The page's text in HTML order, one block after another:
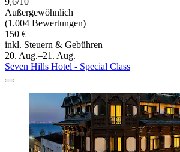
Außergewöhnlich
(1.004 Bewertungen)
150 €
inkl. Steuern & Gebühren
20. Aug.–21. Aug.
Seven Hills Hotel - Special Class